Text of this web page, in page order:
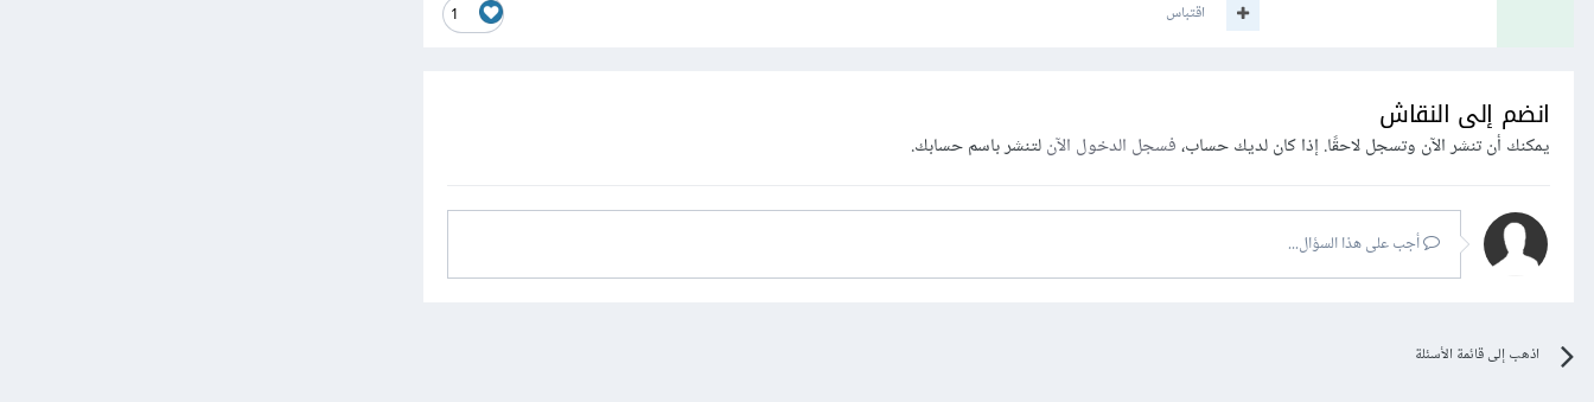
1 اقتباس
انضم إلى النقاش
يمكنك أن تنشر الآن وتسجل لاحقًا. إذا كان لديك حساب،فسجل الدخول الآنلتنشر باسم حسابك.
أجب على هذا السؤال...
اذهب إلى قائمة الأسئلة